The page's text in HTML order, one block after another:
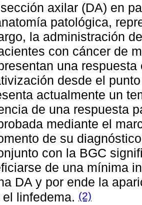
axilar (DA) en
patológica,
la administración
con cáncer de
una
desde el
actualmente un
de una respuesta
mediante el
de su
con la BGC
de una mínima
DA y por ende la
linfedema. (2)